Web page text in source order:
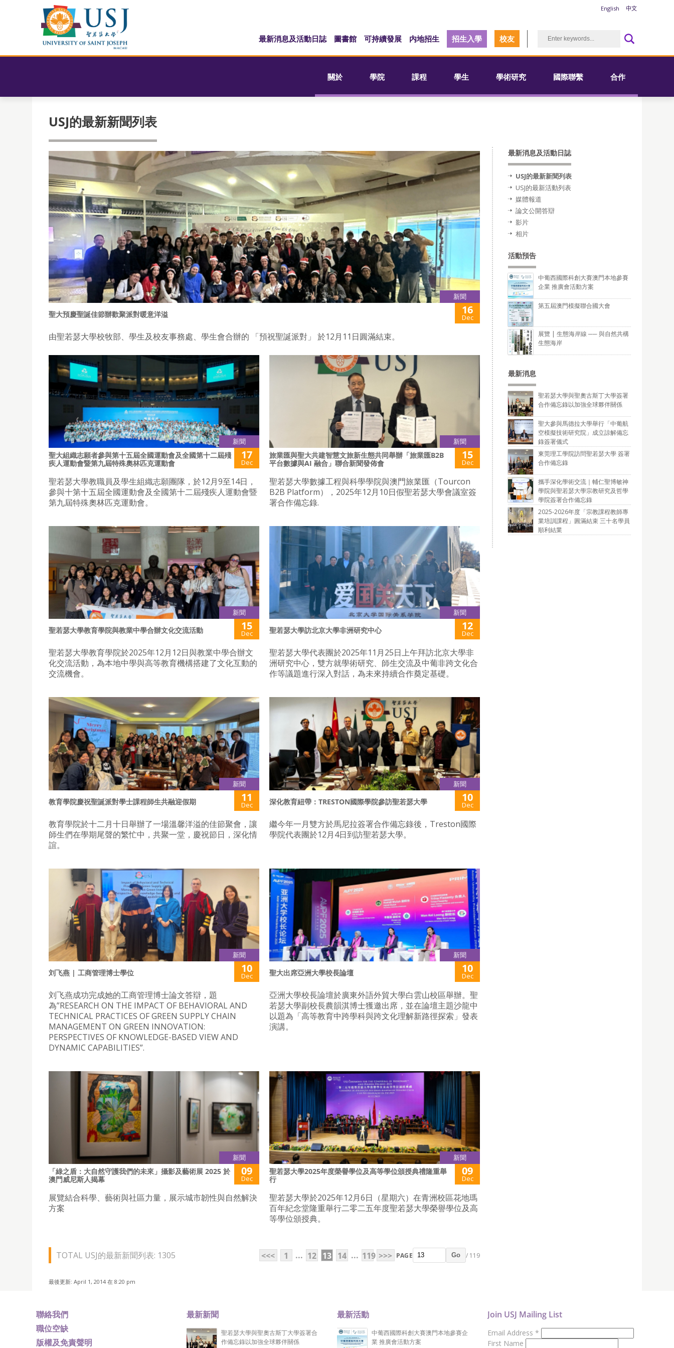
English 中文
最新消息及活動日誌 圖書館 可持續發展 内地招生 招生入學 校友
關於 學院 課程 學生 學術研究 國際聯繫 合作
USJ的最新新聞列表
新聞
聖大預慶聖誕佳節辦歡聚派對暖意洋溢 16
Dec
由聖若瑟大學校牧部、學生及校友事務處、學生會合辦的 「預祝聖誕派對」 於12月11日圓滿結束。
新聞
聖大組織志願者參與第十五屆全國運動會及全國第十二屆殘
疾人運動會暨第九屆特殊奧林匹克運動會
17
Dec
聖若瑟大學教職員及學生組織志願團隊，於12月9至14日，
參與十第十五屆全國運動會及全國第十二屆殘疾人運動會暨
第九屆特殊奧林匹克運動會。
新聞
旅業匯與聖大共建智慧文旅新生態共同舉辦「旅業匯B2B
平台數據與AI 融合」聯合新聞發佈會
15
Dec
聖若瑟大學數據工程與科學學院與澳門旅業匯（Tourcon
B2B Platform），2025年12月10日假聖若瑟大學會議室簽
署合作備忘錄.
新聞
聖若瑟大學教育學院與教業中學合辦文化交流活動 15
Dec
聖若瑟大學教育學院於2025年12月12日與教業中學合辦文
化交流活動，為本地中學與高等教育機構搭建了文化互動的
交流機會。
新聞
聖若瑟大學訪北京大學非洲研究中心 12
Dec
聖若瑟大學代表團於2025年11月25日上午拜訪北京大學非
洲研究中心，雙方就學術研究、師生交流及中葡非跨文化合
作等議題進行深入對話，為未來持續合作奠定基礎。
新聞
教育學院慶祝聖誕派對學士課程師生共融迎假期 11
Dec
教育學院於十二月十日舉辦了一場溫馨洋溢的佳節聚會，讓
師生們在學期尾聲的繁忙中，共聚一堂，慶祝節日，深化情
誼。
新聞
深化教育紐帶：TRESTON國際學院參訪聖若瑟大學 10
Dec
繼今年一月雙方於馬尼拉簽署合作備忘錄後，Treston國際
學院代表團於12月4日到訪聖若瑟大學。
新聞
刘飞燕 | 工商管理博士學位 10
Dec
刘飞燕成功完成她的工商管理博士論文答辯，題
為”RESEARCH ON THE IMPACT OF BEHAVIORAL AND
TECHNICAL PRACTICES OF GREEN SUPPLY CHAIN
MANAGEMENT ON GREEN INNOVATION:
PERSPECTIVES OF KNOWLEDGE-BASED VIEW AND
DYNAMIC CAPABILITIES”.
新聞
聖大出席亞洲大學校長論壇 10
Dec
亞洲大學校長論壇於廣東外語外貿大學白雲山校區舉辦。聖
若瑟大學副校長農韻淇博士獲邀出席，並在論壇主題沙龍中
以題為「高等教育中跨學科與跨文化理解新路徑探索」發表
演講。
新聞
「綠之盾：大自然守護我們的未來」攝影及藝術展 2025 於
澳門威尼斯人揭幕
09
Dec
展覽結合科學、藝術與社區力量，展示城市韌性與自然解決
方案
新聞
聖若瑟大學2025年度榮譽學位及高等學位頒授典禮隆重舉
行
09
Dec
聖若瑟大學於2025年12月6日（星期六）在青洲校區花地瑪
百年紀念堂隆重舉行二零二五年度聖若瑟大學榮譽學位及高
等學位頒授典。
TOTAL USJ的最新新聞列表: 1305 <<< 1 ... 12 13 14 ... 119 >>> PAGE Go / 119
最後更新: April 1, 2014 在 8:20 pm
最新消息及活動日誌
USJ的最新新聞列表
USJ的最新活動列表
媒體報道
論文公開答辯
影片
相片
活動預告
中葡西國際科創大賽澳門本地參賽
企業 推廣會活動方案
第五屆澳門模擬聯合國大會
展覽 | 生態海岸線 ── 與自然共構
生態海岸
最新消息
聖若瑟大學與聖奧古斯丁大學簽署
合作備忘錄以加強全球夥伴關係
聖大參與馬德拉大學舉行「中葡航
空模擬技術研究院」成立諒解備忘
錄簽署儀式
東莞理工學院訪問聖若瑟大學 簽署
合作備忘錄
攜手深化學術交流｜輔仁聖博敏神
學院與聖若瑟大學宗教研究及哲學
學院簽署合作備忘錄
2025-2026年度「宗教課程教師專
業培訓課程」圓滿結束 三十名學員
順利結業
聯絡我們
職位空缺
版權及免責聲明
最新新聞
聖若瑟大學與聖奧古斯丁大學簽署合
作備忘錄以加強全球夥伴關係
最新活動
中葡西國際科創大賽澳門本地參賽企
業 推廣會活動方案
Join USJ Mailing List
Email Address *
First Name